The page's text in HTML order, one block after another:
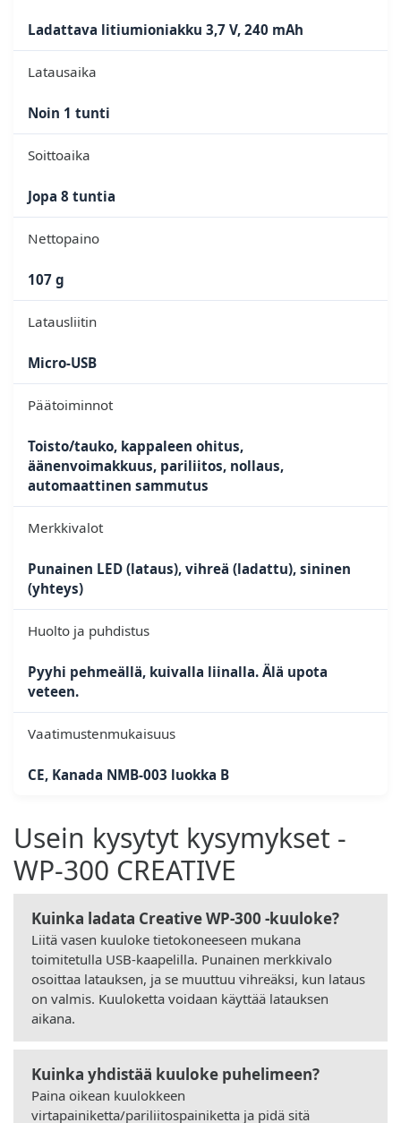
Ladattava litiumioniakku 3,7 V, 240 mAh
Latausaika
Noin 1 tunti
Soittoaika
Jopa 8 tuntia
Nettopaino
107 g
Latausliitin
Micro-USB
Päätoiminnot
Toisto/tauko, kappaleen ohitus,
äänenvoimakkuus, pariliitos, nollaus,
automaattinen sammutus
Merkkivalot
Punainen LED (lataus), vihreä (ladattu), sininen
(yhteys)
Huolto ja puhdistus
Pyyhi pehmeällä, kuivalla liinalla. Älä upota
veteen.
Vaatimustenmukaisuus
CE, Kanada NMB-003 luokka B
Usein kysytyt kysymykset -
WP-300 CREATIVE
Kuinka ladata Creative WP-300 -kuuloke?
Liitä vasen kuuloke tietokoneeseen mukana
toimitetulla USB-kaapelilla. Punainen merkkivalo
osoittaa latauksen, ja se muuttuu vihreäksi, kun lataus
on valmis. Kuuloketta voidaan käyttää latauksen
aikana.
Kuinka yhdistää kuuloke puhelimeen?
Paina oikean kuulokkeen
virtapainiketta/pariliitospainiketta ja pidä sitä